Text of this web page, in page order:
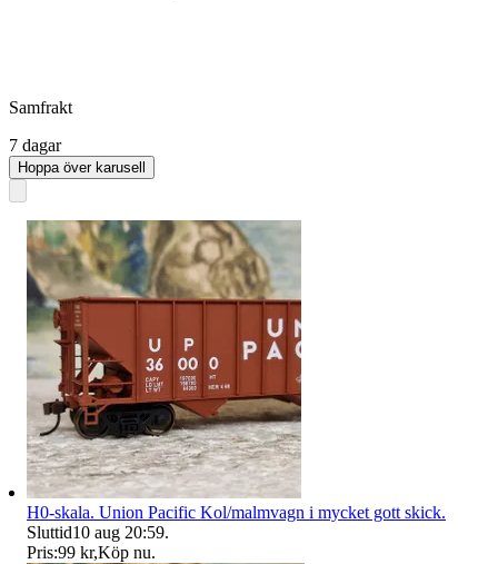
Samfrakt
7 dagar
Hoppa över karusell
H0-skala. Union Pacific Kol/malmvagn i mycket gott skick.
Sluttid10 aug 20:59.
Pris:99 kr,Köp nu.